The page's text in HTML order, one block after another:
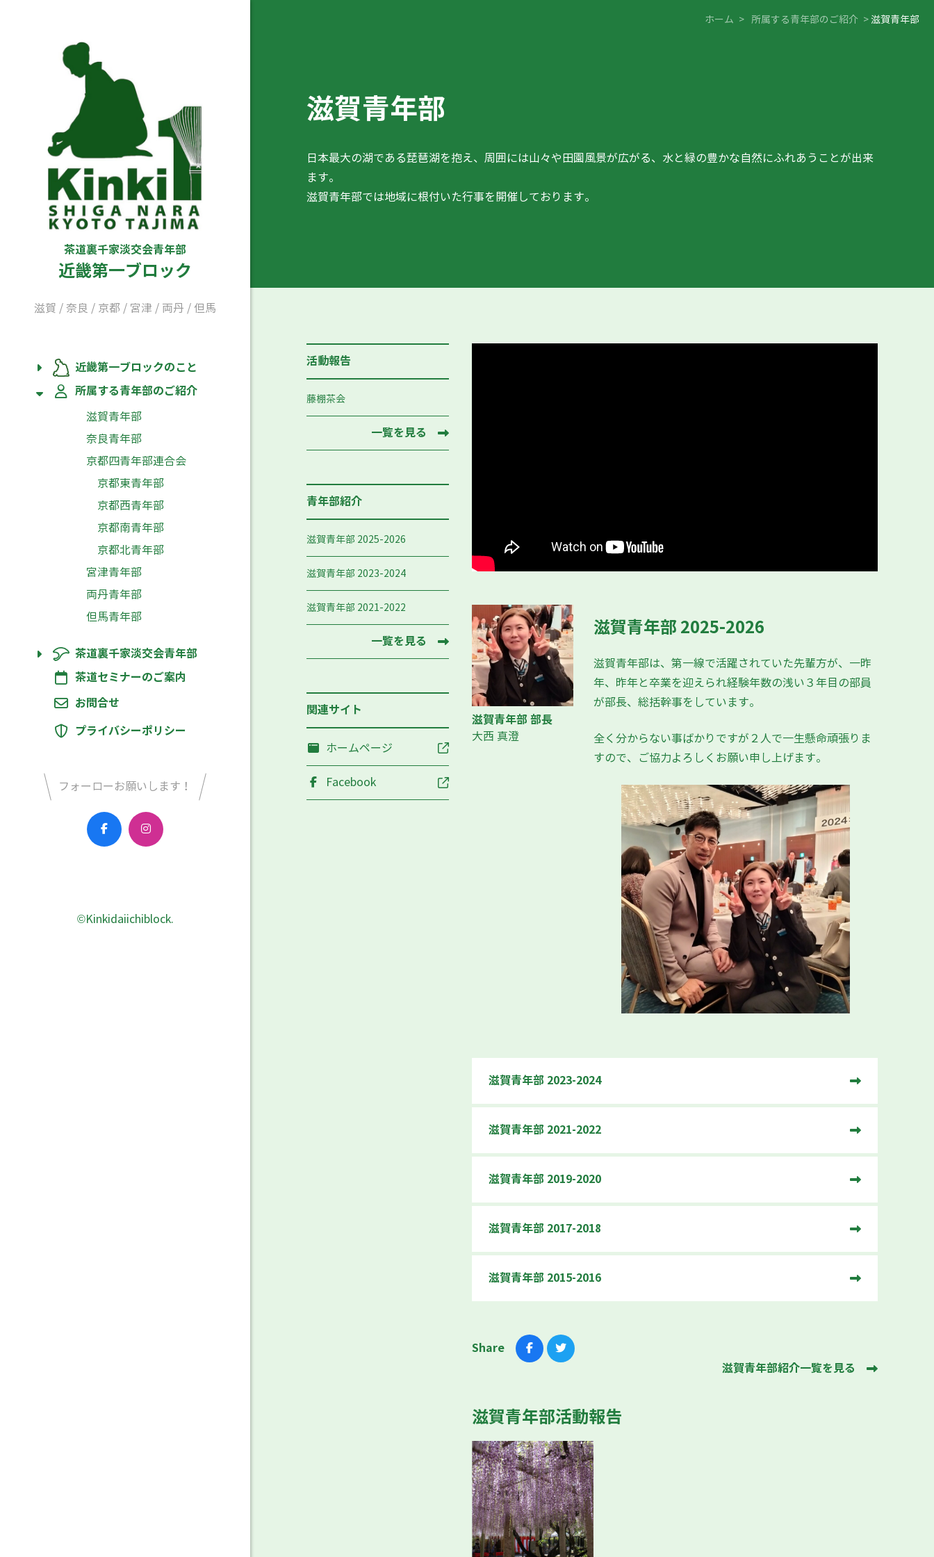
茶道裏千家淡交会青年部
近畿第一ブロック
滋賀 / 奈良 / 京都 / 宮津 / 両丹 / 但馬
近畿第一ブロックのこと
所属する青年部のご紹介
滋賀青年部
奈良青年部
京都四青年部連合会
京都東青年部
京都西青年部
京都南青年部
京都北青年部
宮津青年部
両丹青年部
但馬青年部
茶道裏千家淡交会青年部
茶道セミナーのご案内
お問合せ
プライバシーポリシー
フォーローお願いします！
©Kinkidaiichiblock.
ホーム > 所属する青年部のご紹介 >滋賀青年部
滋賀青年部
日本最大の湖である琵琶湖を抱え、周囲には山々や田園風景が広がる、水と緑の豊かな自然にふれあうことが出来
ます。
滋賀青年部では地域に根付いた行事を開催しております。
活動報告
藤棚茶会
一覧を見る
青年部紹介
滋賀青年部 2025-2026
滋賀青年部 2023-2024
滋賀青年部 2021-2022
一覧を見る
関連サイト
ホームページ
Facebook
滋賀青年部 部長
大西 真澄
滋賀青年部 2025-2026
滋賀青年部は、第一線で活躍されていた先輩方が、一昨
年、昨年と卒業を迎えられ経験年数の浅い３年目の部員
が部長、総括幹事をしています。
全く分からない事ばかりですが２人で一生懸命頑張りま
すので、ご協力よろしくお願い申し上げます。
滋賀青年部 2023-2024
滋賀青年部 2021-2022
滋賀青年部 2019-2020
滋賀青年部 2017-2018
滋賀青年部 2015-2016
Share
滋賀青年部紹介一覧を見る
滋賀青年部活動報告